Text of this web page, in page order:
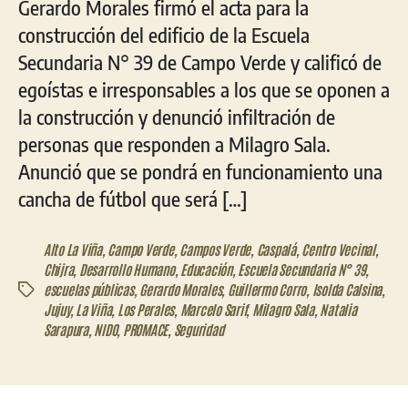
Gerardo Morales firmó el acta para la
construcción del edificio de la Escuela
Secundaria N° 39 de Campo Verde y calificó de
egoístas e irresponsables a los que se oponen a
la construcción y denunció infiltración de
personas que responden a Milagro Sala.
Anunció que se pondrá en funcionamiento una
cancha de fútbol que será […]
Etiquetas
Alto La Viña, Campo Verde, Campos Verde, Caspalá, Centro Vecinal,
Chijra, Desarrollo Humano, Educación, Escuela Secundaria N° 39,
escuelas públicas, Gerardo Morales, Guillermo Corro, Isolda Calsina,
Jujuy,La Viña, Los Perales, Marcelo Sarif,Milagro Sala, Natalia
Sarapura, NIDO, PROMACE, Seguridad